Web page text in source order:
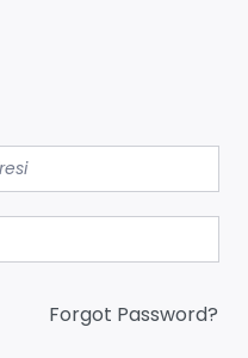
Forgot Password?